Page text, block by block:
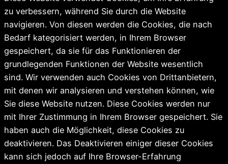
zu verbessern, während Sie durch die Website
navigieren. Von diesen werden die Cookies, die nach
Bedarf kategorisiert werden, in Ihrem Browser
gespeichert, da sie für das Funktionieren der
grundlegenden Funktionen der Website wesentlich
sind. Wir verwenden auch Cookies von Drittanbietern,
mit denen wir analysieren und verstehen können, wie
Sie diese Website nutzen. Diese Cookies werden nur
mit Ihrer Zustimmung in Ihrem Browser gespeichert. Sie
haben auch die Möglichkeit, diese Cookies zu
deaktivieren. Das Deaktivieren einiger dieser Cookies
kann sich jedoch auf Ihre Browser-Erfahrung